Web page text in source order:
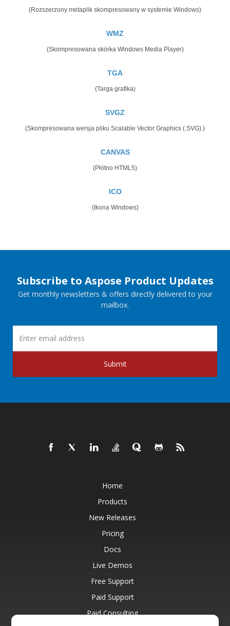
(Rozszerzony metaplik skompresowany w systemie Windows)
WMZ
(Skompresowana skórka Windows Media Player)
TGA
(Targa grafika)
SVGZ
(Skompresowana wersja pliku Scalable Vector Graphics (.SVG).)
CANVAS
(Płótno HTML5)
ICO
(Ikona Windows)
Subscribe to Aspose Product Updates
Get monthly newsletters & offers directly delivered to your
mailbox.
Submit
Home
Products
New Releases
Pricing
Docs
Live Demos
Free Support
Paid Support
Paid Consulting